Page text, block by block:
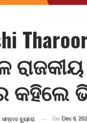
କହିଲେ
ସମ୍ବାଦ ବ୍ୟୁରୋ On Dec 6,